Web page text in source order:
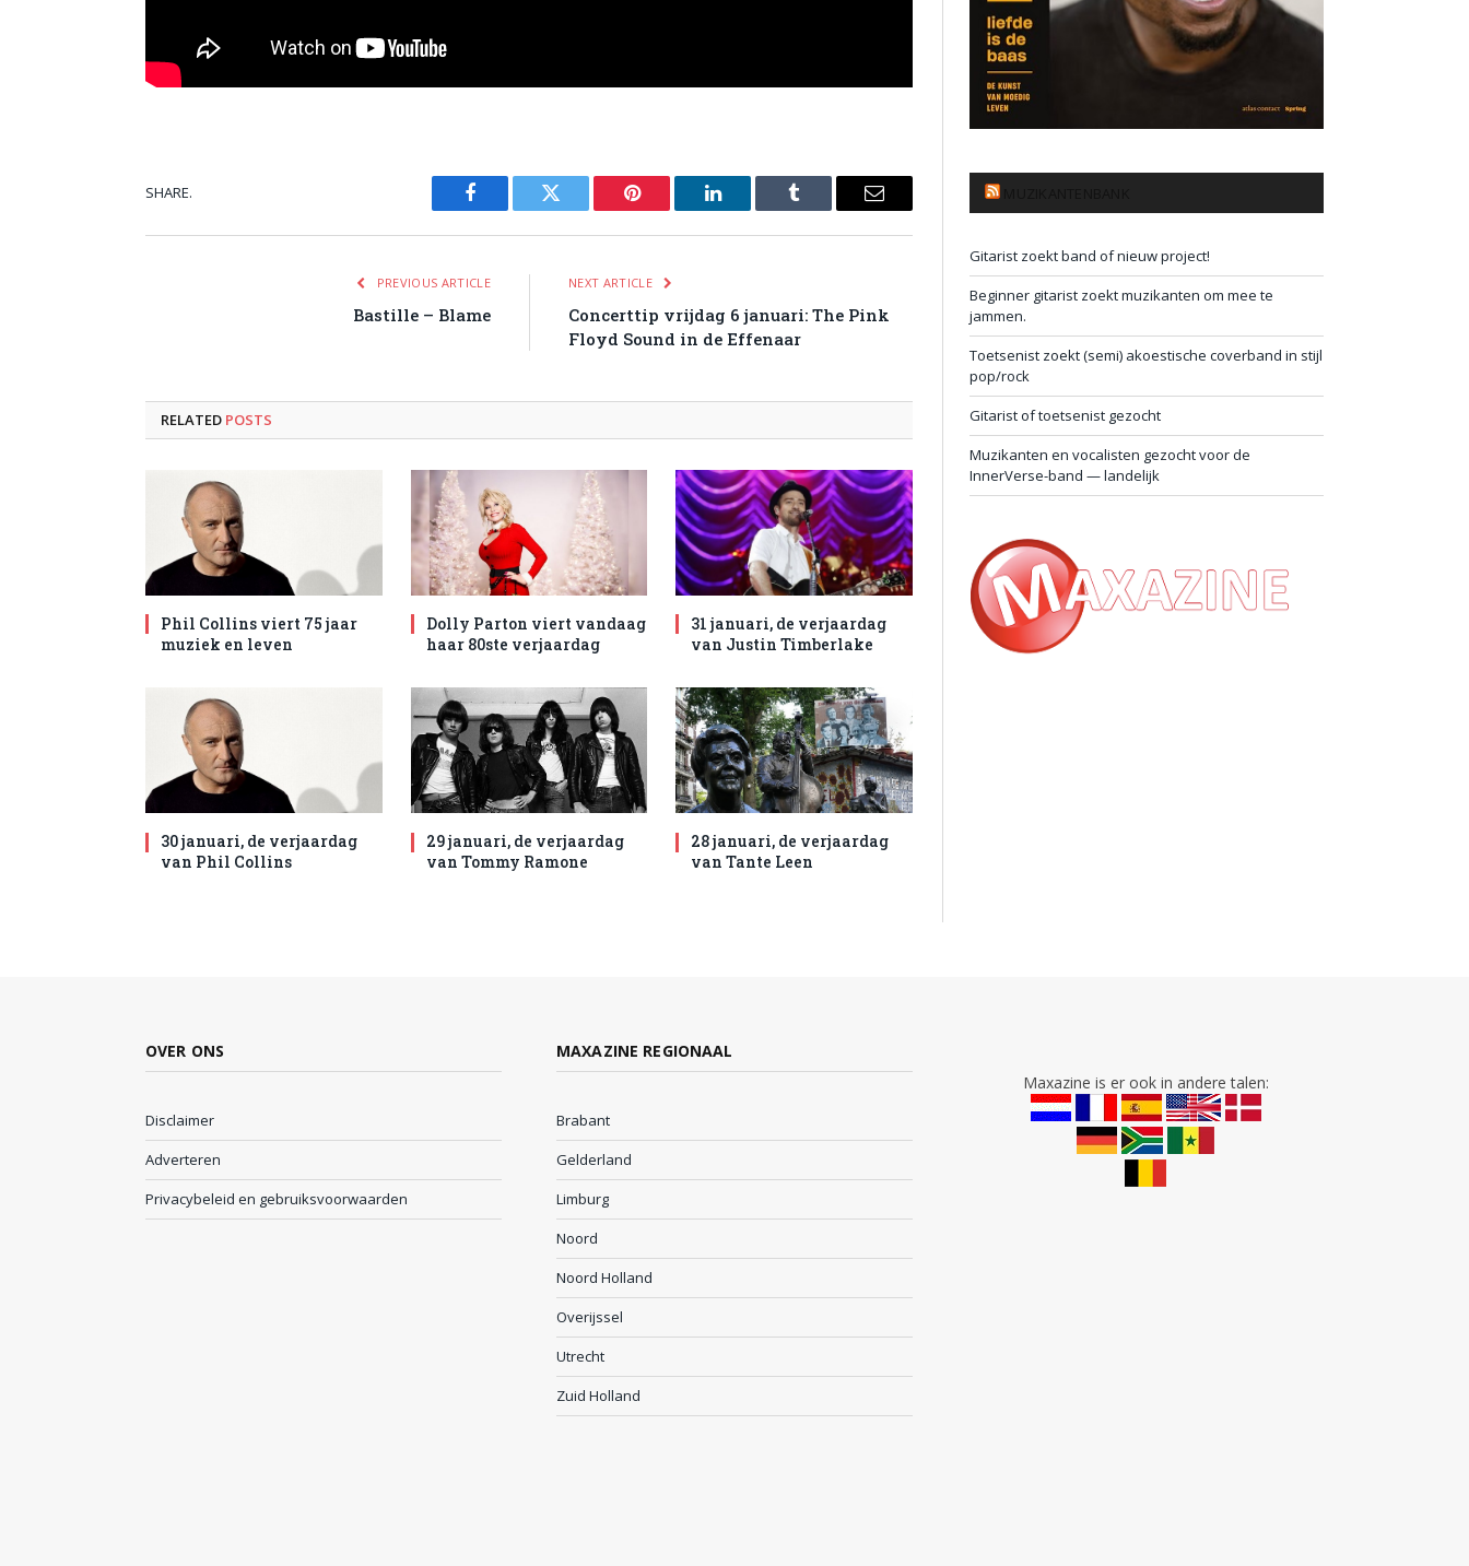
SHARE.
Facebook Twitter Pinterest LinkedIn Tumblr Email
PREVIOUS ARTICLE
Bastille – Blame
NEXT ARTICLE
Concerttip vrijdag 6 januari: The Pink
Floyd Sound in de Effenaar
RELATED POSTS
Phil Collins viert 75 jaar
muziek en leven
Dolly Parton viert vandaag
haar 80ste verjaardag
31 januari, de verjaardag
van Justin Timberlake
30 januari, de verjaardag
van Phil Collins
29 januari, de verjaardag
van Tommy Ramone
28 januari, de verjaardag
van Tante Leen
Gitarist zoekt band of nieuw project!
Beginner gitarist zoekt muzikanten om mee te
jammen.
Toetsenist zoekt (semi) akoestische coverband in stijl
pop/rock
Gitarist of toetsenist gezocht
Muzikanten en vocalisten gezocht voor de
InnerVerse-band — landelijk
OVER ONS
Disclaimer
Adverteren
Privacybeleid en gebruiksvoorwaarden
MAXAZINE REGIONAAL
Brabant
Gelderland
Limburg
Noord
Noord Holland
Overijssel
Utrecht
Zuid Holland
Maxazine is er ook in andere talen: